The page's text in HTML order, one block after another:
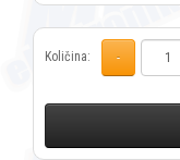
Količina: